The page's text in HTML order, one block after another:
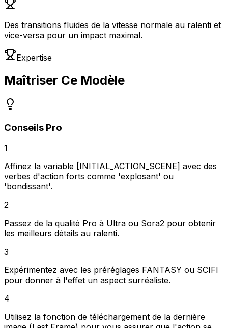
Des transitions fluides de la vitesse normale au ralenti et
vice-versa pour un impact maximal.
Expertise
Maîtriser Ce Modèle
Conseils Pro
1
Affinez la variable [INITIAL_ACTION_SCENE] avec des
verbes d'action forts comme 'explosant' ou
'bondissant'.
2
Passez de la qualité Pro à Ultra ou Sora2 pour obtenir
les meilleurs détails au ralenti.
3
Expérimentez avec les préréglages FANTASY ou SCIFI
pour donner à l'effet un aspect surréaliste.
4
Utilisez la fonction de téléchargement de la dernière